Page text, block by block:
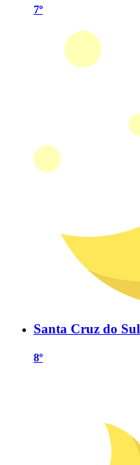
7º
Santa Cruz do Sul
8º